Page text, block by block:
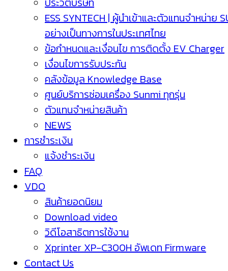
ESS SYNTECH | ผู้นำเข้าและตัวแทนจำหน่าย
อย่างเป็นทางการในประเทศไทย
ข้อกำหนดและเงื่อนไข การติดตั้ง EV Charger
เงื่อนไขการรับประกัน
คลังข้อมูล Knowledge Base
ศูนย์บริการซ่อมเครื่อง Sunmi ทุกรุ่น
ตัวแทนจำหน่ายสินค้า
NEWS
การชำระเงิน
แจ้งชำระเงิน
FAQ
VDO
สินค้ายอดนิยม
Download video
วิดีโอสาธิตการใช้งาน
Xprinter XP-C300H อัพเดท Firmware
Contact Us